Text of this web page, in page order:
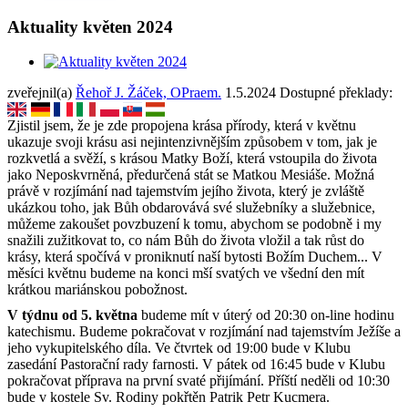
Aktuality květen 2024
zveřejnil(a) Řehoř J. Žáček, OPraem. 1.5.2024 Dostupné překlady:
Zjistil jsem, že je zde propojena krása přírody, která v květnu
ukazuje svoji krásu asi nejintenzivnějším způsobem v tom, jak je
rozkvetlá a svěží, s krásou Matky Boží, která vstoupila do života
jako Neposkvrněná, předurčená stát se Matkou Mesiáše. Možná
právě v rozjímání nad tajemstvím jejího života, který je zvláště
ukázkou toho, jak Bůh obdarovává své služebníky a služebnice,
můžeme zakoušet povzbuzení k tomu, abychom se podobně i my
snažili zužitkovat to, co nám Bůh do života vložil a tak růst do
krásy, která spočívá v proniknutí naší bytosti Božím Duchem... V
měsíci květnu budeme na konci mší svatých ve všední den mít
krátkou mariánskou pobožnost.
V týdnu od 5. května budeme mít v úterý od 20:30 on-line hodinu
katechismu. Budeme pokračovat v rozjímání nad tajemstvím Ježíše a
jeho vykupitelského díla. Ve čtvrtek od 19:00 bude v Klubu
zasedání Pastorační rady farnosti. V pátek od 16:45 bude v Klubu
pokračovat příprava na první svaté přijímání. Příští neděli od 10:30
bude v kostele Sv. Rodiny pokřtěn Patrik Petr Kucmera.